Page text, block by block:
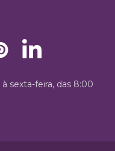
sexta-feira, das 8:00